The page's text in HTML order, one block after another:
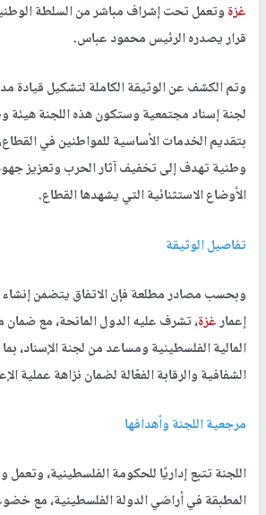
غزةوتعمل تحت إشراف مباشر من السلطة
قرار يصدره الرئيس محمود عباس.
وتم الكشف عن الوثيقة الكاملة لتشكيل قيادة
لجنة إسناد مجتمعيةوستكون هذه اللجنة هيئة
بتقديم الخدمات الأساسية للمواطنين في
وطنية تهدف إلى تخفيف آثار الحرب وتعزيز
الأوضاع الاستثنائية التي يشهدها القطاع.
تفاصيل الوثيقة
وبحسب مصادر مطلعة فإن الاتفاق يتضمن
إعمارغزة، تشرف عليه الدول المانحة، مع
المالية الفلسطينية ومساعد من لجنة الإسناد،
الشفافية والرقابة الفعّالة لضمان نزاهة عملية
مرجعية اللجنة وأهدافها
اللجنة تتبع إداريًا للحكومة الفلسطينية، وتعمل
المطبقة في أراضي الدولة الفلسطينية، مع